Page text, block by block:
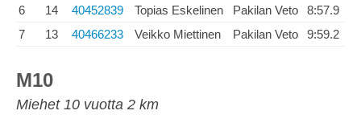
6
14 40452839 Topias Eskelinen Pakilan Veto
8:57.9
7
13 40466233 Veikko Miettinen Pakilan Veto 9:59.2
M10
Miehet 10 vuotta 2 km